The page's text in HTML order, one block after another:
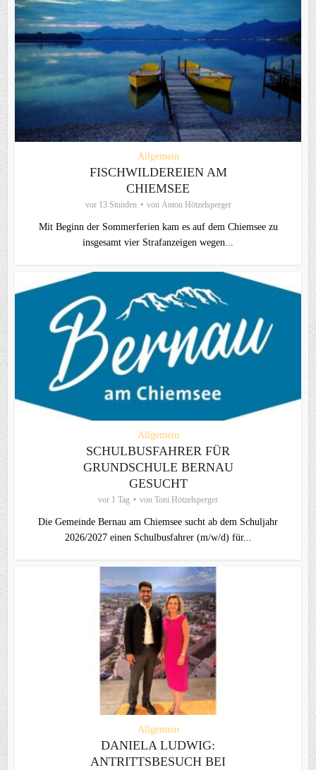
Allgemein
FISCHWILDEREIEN AM
CHIEMSEE
vor 13 Stunden von Anton Hötzelsperger
Mit Beginn der Sommerferien kam es auf dem Chiemsee zu
insgesamt vier Strafanzeigen wegen...
Allgemein
SCHULBUSFAHRER FÜR
GRUNDSCHULE BERNAU
GESUCHT
vor 1 Tag von Toni Hötzelsperger
Die Gemeinde Bernau am Chiemsee sucht ab dem Schuljahr
2026/2027 einen Schulbusfahrer (m/w/d) für...
Allgemein
DANIELA LUDWIG:
ANTRITTSBESUCH BEI